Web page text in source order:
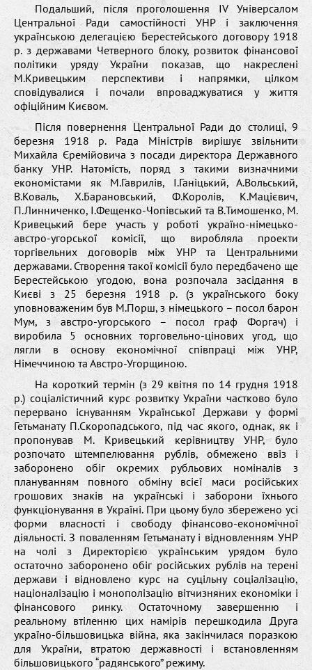
Подальший, після проголошення IV Універсалом
Центральної Ради самостійності УНР і заключення
українською делегацією Берестейського договору 1918
р. з державами Четверного блоку, розвиток фінансової
політики уряду України показав, що накреслені
М.Кривецьким перспективи і напрямки, цілком
сповідувалися і почали впроваджуватися у життя
офіційним Києвом.
Після повернення Центральної Ради до столиці, 9
березня 1918 р. Рада Міністрів вирішує звільнити
Михайла Єремійовича з посади директора Державного
банку УНР. Натомість, поряд з такими визначними
економістами як М.Гаврилів, І.Ганіцький, А.Вольський,
В.Коваль, Х.Барановський, Ф.Королів, К.Мацієвич,
П.Линниченко, І.Фещенко-Чопівський та В.Тимошенко, М.
Кривецький бере участь у роботі україно-німецько-
австро-угорської комісії, що виробляла проекти
торгівельних договорів між УНР та Центральними
державами. Створення такої комісії було передбачено ще
Берестейською угодою, вона розпочала засідання в
Києві з 25 березня 1918 р. (з українського боку
уповноваженим був М.Порш, з німецького – посол барон
Мум, з австро-угорського – посол граф Форгач) і
виробила 5 основних торговельно-цінових угод, що
лягли в основу економічної співпраці між УНР,
Німеччиною та Австро-Угорщиною.
На короткий термін (з 29 квітня по 14 грудня 1918
р.) соціалістичний курс розвитку України частково було
перервано існуванням Української Держави у формі
Гетьманату П.Скоропадського, під час якого, однак, як і
пропонував М. Кривецький керівництву УНР, було
розпочато штемпелювання рублів, обмежено ввіз і
заборонено обіг окремих рубльових номіналів з
плануванням повного обміну всієї маси російських
грошових знаків на українські і заборони їхнього
функціонування в Україні. При цьому було збережено усі
форми власності і свободу фінансово-економічної
діяльності. З поваленням Гетьманату і відновленням УНР
на чолі з Директорією українським урядом було
остаточно заборонено обіг російських рублів на терені
держави і відновлено курс на суцільну соціалізацію,
націоналізацію і монополізацію вітчизняних економіки і
фінансового ринку. Остаточному завершенню і
реальному втіленню цих намірів перешкодила Друга
україно-більшовицька війна, яка закінчилася поразкою
для України, втратою державності і встановленням
більшовицького “радянського” режиму.